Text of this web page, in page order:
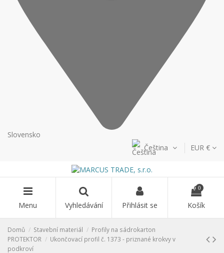
Slovensko
Čeština
EUR €
Menu Vyhledávání Přihlásit se
0
Košík
Domů Stavební materiál
Profily na sádrokarton
PROTEKTOR
Ukončovací profil č. 1373 - priznané krokvy v
podkroví